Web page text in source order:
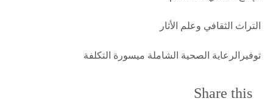
التراث الثقافي وعلم الأثار
توفيرالرعاية الصحية الشاملة ميسورة التكلفة
Share this